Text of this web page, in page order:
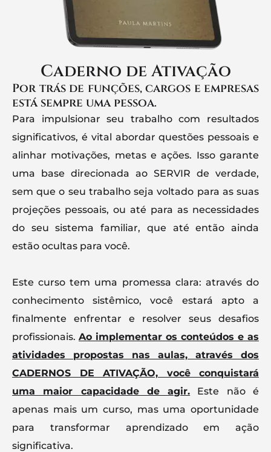
Caderno de Ativação
Por trás de funções, cargos e empresas
está sempre uma pessoa.
Para impulsionar seu trabalho com resultados
significativos, é vital abordar questões pessoais e
alinhar motivações, metas e ações. Isso garante
uma base direcionada ao SERVIR de verdade,
sem que o seu trabalho seja voltado para as suas
projeções pessoais, ou até para as necessidades
do seu sistema familiar, que até então ainda
estão ocultas para você.
Este curso tem uma promessa clara: através do
conhecimento sistêmico, você estará apto a
finalmente enfrentar e resolver seus desafios
profissionais. Ao implementar os conteúdos e as
atividades propostas nas aulas, através dos
CADERNOS DE ATIVAÇÃO, você conquistará
uma maior capacidade de agir. Este não é
apenas mais um curso, mas uma oportunidade
para transformar aprendizado em ação
significativa.